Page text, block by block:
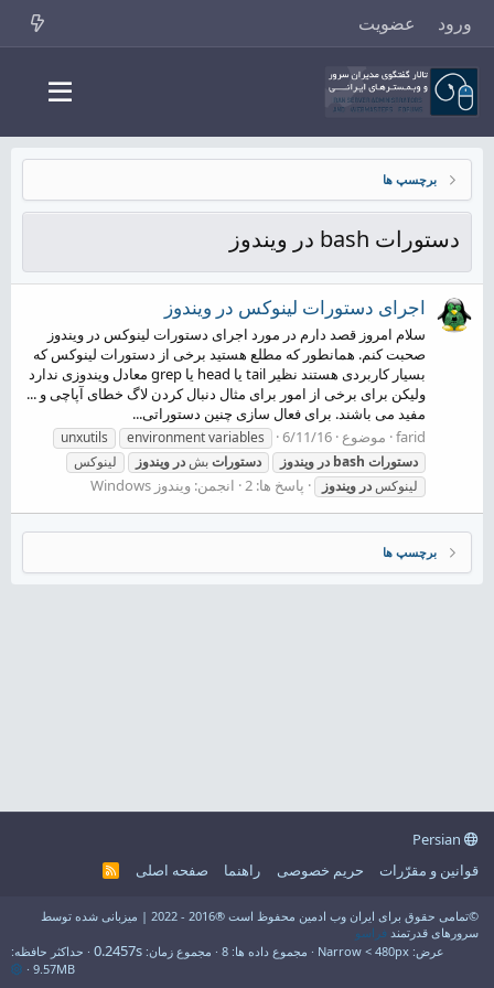
ورود عضویت
برچسپ ها
دستورات bash در ویندوز
اجرای دستورات لینوکس در ویندوز
سلام امروز قصد دارم در مورد اجرای دستورات لینوکس در ویندوز
صحبت کنم. همانطور که مطلع هستید برخی از دستورات لینوکس که
بسیار کاربردی هستند نظیر tail یا head یا grep معادل ویندوزی ندارد
ولیکن برای برخی از امور برای مثال دنبال کردن لاگ خطای آپاچی و ...
مفید می باشند. برای فعال سازی چنین دستوراتی...
farid موضوع 6/11/16
environment variables
unxutils
دستورات bash در ویندوز دستوراتبش در ویندوز
لینوکس
لینوکس در ویندوز پاسخ ها: 2 انجمن: ویندوز Windows
برچسپ ها
قوانین و مقرّرات
حریم خصوصی راهنما صفحه اصلی
R
©تمامی حقوق برای ایران وب ادمین محفوظ است ®2016 - 2022 | میزبانی شده توسط
سرورهای قدرتمند فراسو
عرض
مجموع داده ها 8 مجموع زمان 0.2457s
حداکثر حافظه
9.57MB